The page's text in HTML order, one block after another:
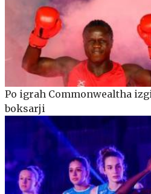
Po igrah Commonwealtha
boksarji